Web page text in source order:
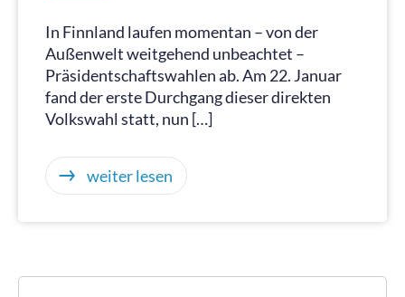
In Finnland laufen momentan – von der
Außenwelt weitgehend unbeachtet –
Präsidentschaftswahlen ab. Am 22. Januar
fand der erste Durchgang dieser direkten
Volkswahl statt, nun […]
weiter lesen